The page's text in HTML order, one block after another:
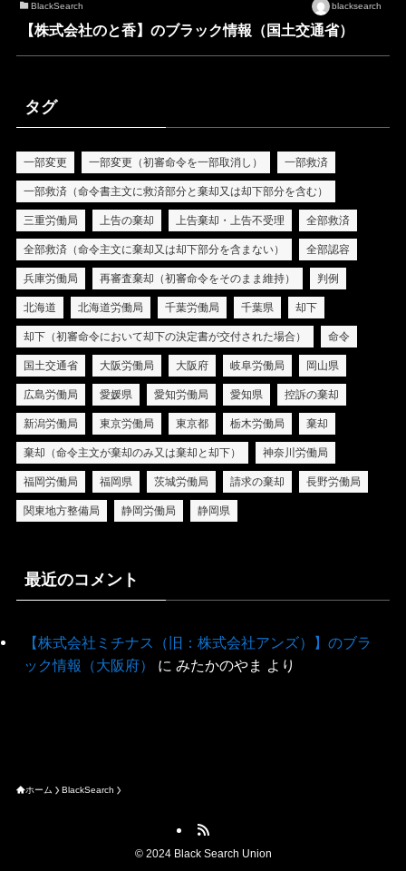
BlackSearch blacksearch
【株式会社のと香】のブラック情報（国土交通省）
タグ
一部変更 一部変更（初審命令を一部取消し） 一部救済
一部救済（命令書主文に救済部分と棄却又は却下部分を含む）
三重労働局 上告の棄却 上告棄却・上告不受理 全部救済
全部救済（命令主文に棄却又は却下部分を含まない） 全部認容
兵庫労働局 再審査棄却（初審命令をそのまま維持） 判例
北海道 北海道労働局 千葉労働局 千葉県 却下
却下（初審命令において却下の決定書が交付された場合） 命令
国土交通省 大阪労働局 大阪府 岐阜労働局 岡山県
広島労働局 愛媛県 愛知労働局 愛知県 控訴の棄却
新潟労働局 東京労働局 東京都 栃木労働局 棄却
棄却（命令主文が棄却のみ又は棄却と却下） 神奈川労働局
福岡労働局 福岡県 茨城労働局 請求の棄却 長野労働局
関東地方整備局 静岡労働局 静岡県
最近のコメント
【株式会社ミチナス（旧：株式会社アンズ）】のブラ
ック情報（大阪府）
に みたかのやま より
ホーム BlackSearch
©2024 Black Search Union